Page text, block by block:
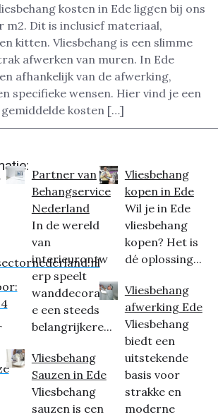
kosten in Ede liggen bij ons
m2. Dit is inclusief materiaal,
kitten. Vliesbehang is een slimme
afwerken van muren. In Ede
afhankelijk van de afwerking,
specifieke wensen. Hier vind je een
kosten […]
Partner van
Behangservice
Nederland
In de wereld
van
interieurontw
erp speelt
wanddecorati
e een steeds
belangrijkere...
Vliesbehang
Sauzen in Ede
Vliesbehang
sauzen is een
Vliesbehang
kopen in Ede
Wil je in Ede
vliesbehang
kopen? Het is
dé oplossing...
Vliesbehang
afwerking Ede
Vliesbehang
biedt een
uitstekende
basis voor
strakke en
moderne